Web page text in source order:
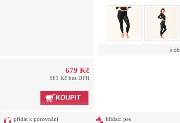
5
679 Kč
561 Kč bez DPH
KOUPIT
přidat k porovnání hlídací pes